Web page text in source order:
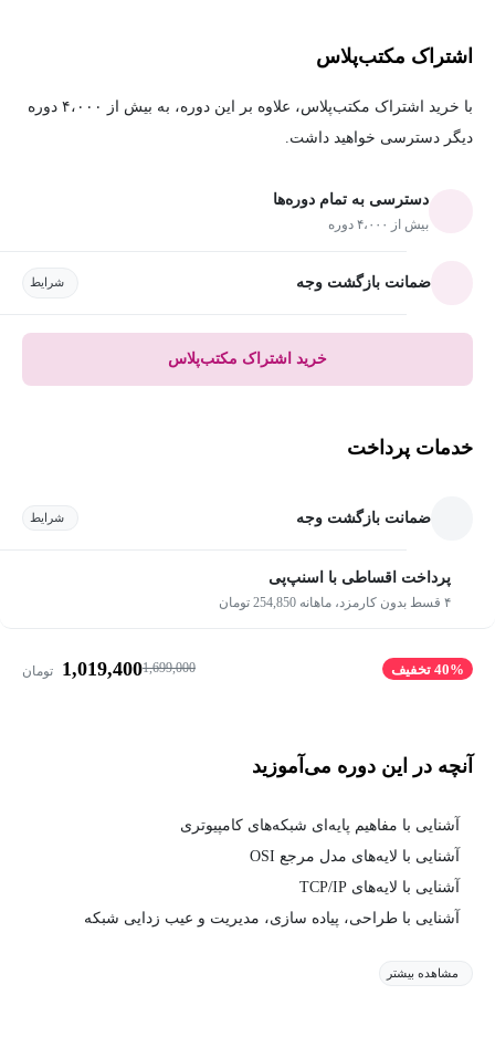
اشتراک مکتب‌پلاس
با خرید اشتراک مکتب‌پلاس، علاوه بر این دوره، به بیش از ۴،۰۰۰ دوره
دیگر دسترسی خواهید داشت.
دسترسی به تمام دوره‌ها
بیش از ۴،۰۰۰ دوره
ضمانت بازگشت وجه شرایط
خرید اشتراک مکتب‌پلاس
خدمات پرداخت
ضمانت بازگشت وجه شرایط
پرداخت اقساطی با اسنپ‌پی
۴ قسط بدون کارمزد، ماهانه 254,850 تومان
40% تخفیف 1,699,000
1,019,400 تومان
آنچه در این دوره می‌آموزید
آشنایی با مفاهیم پایه‌ای شبکه‌های کامپیوتری
آشنایی با لایه‌های مدل مرجع OSI
آشنایی با لایه‌های TCP/IP
آشنایی با طراحی، پیاده سازی، مدیریت و عیب زدایی شبکه
مشاهده بیشتر